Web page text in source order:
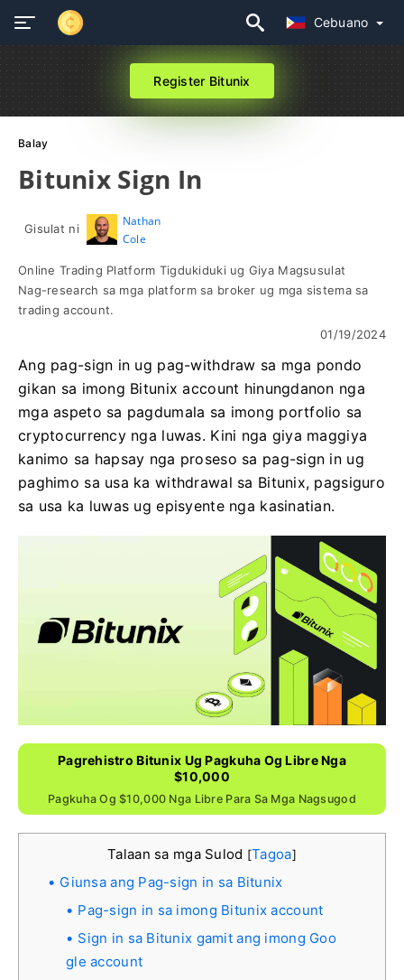
Cebuano
Register Bitunix
Balay
Bitunix Sign In
Gisulat ni
Nathan
Cole
Online Trading Platform Tigdukiduki ug Giya Magsusulat
Nag-research sa mga platform sa broker ug mga sistema sa
trading account.
01/19/2024
Ang pag-sign in ug pag-withdraw sa mga pondo
gikan sa imong Bitunix account hinungdanon nga
mga aspeto sa pagdumala sa imong portfolio sa
cryptocurrency nga luwas. Kini nga giya maggiya
kanimo sa hapsay nga proseso sa pag-sign in ug
paghimo sa usa ka withdrawal sa Bitunix, pagsiguro
sa usa ka luwas ug episyente nga kasinatian.
Pagrehistro Bitunix Ug Pagkuha Og Libre Nga
$10,000
Pagkuha Og $10,000 Nga Libre Para Sa Mga Nagsugod
Talaan sa mga Sulod [Tagoa]
Giunsa ang Pag-sign in sa Bitunix
Pag-sign in sa imong Bitunix account
Sign in sa Bitunix gamit ang imong Goo
gle account